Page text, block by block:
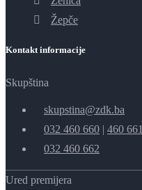
Žepče
Kontakt informacije
Skupština
skupstina@zdk.ba
032 460 660 | 460 661
032 460 662
Ured premijera